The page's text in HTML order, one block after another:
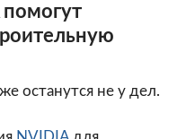
останутся не у дел.